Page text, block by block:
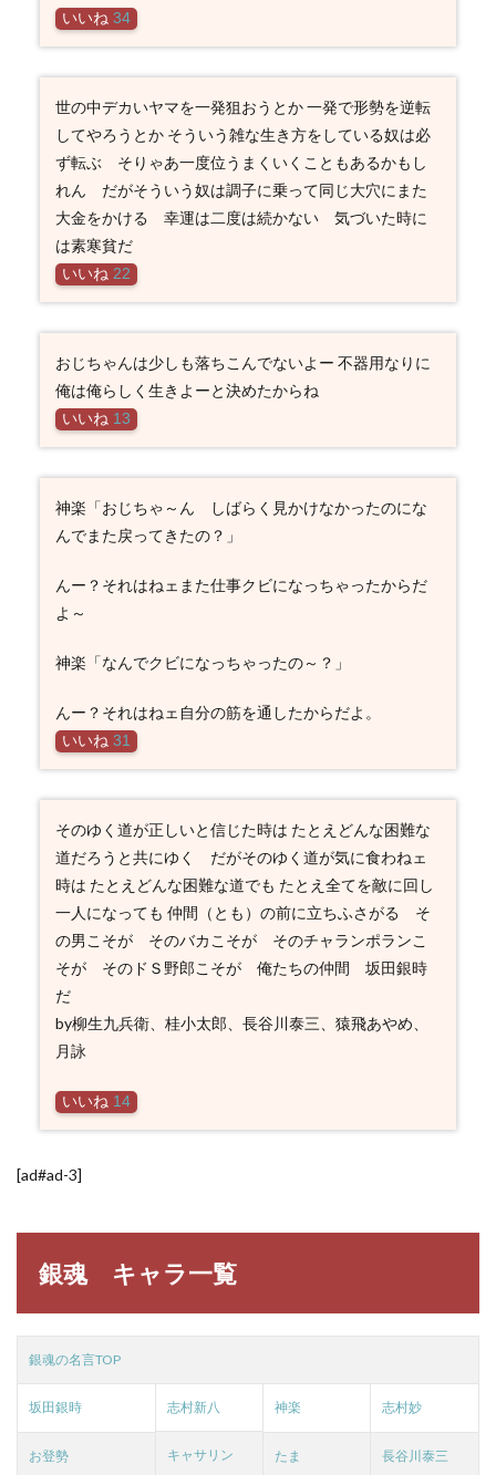
いいね 34
世の中デカいヤマを一発狙おうとか 一発で形勢を逆転
してやろうとか そういう雑な生き方をしている奴は必
ず転ぶ そりゃあ一度位うまくいくこともあるかもし
れん だがそういう奴は調子に乗って同じ大穴にまた
大金をかける 幸運は二度は続かない 気づいた時に
は素寒貧だ
いいね 22
おじちゃんは少しも落ちこんでないよー 不器用なりに
俺は俺らしく生きよーと決めたからね
いいね 13
神楽「おじちゃ～ん しばらく見かけなかったのにな
んでまた戻ってきたの？」
んー？それはねェまた仕事クビになっちゃったからだ
よ～
神楽「なんでクビになっちゃったの～？」
んー？それはねェ自分の筋を通したからだよ。
いいね 31
そのゆく道が正しいと信じた時は たとえどんな困難な
道だろうと共にゆく だがそのゆく道が気に食わねェ
時は たとえどんな困難な道でも たとえ全てを敵に回し
一人になっても 仲間（とも）の前に立ちふさがる そ
の男こそが そのバカこそが そのチャランポランこ
そが そのドＳ野郎こそが 俺たちの仲間 坂田銀時
だ
by柳生九兵衛、桂小太郎、長谷川泰三、猿飛あやめ、
月詠
いいね 14
[ad#ad-3]
銀魂 キャラ一覧
銀魂の名言TOP
坂田銀時 志村新八 神楽 志村妙
お登勢 キャサリン たま 長谷川泰三